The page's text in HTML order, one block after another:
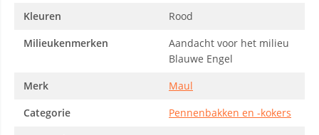
Kleuren
Rood
Milieukenmerken
Aandacht voor het milieu
Blauwe Engel
Merk
Maul
Categorie
Pennenbakken en -kokers